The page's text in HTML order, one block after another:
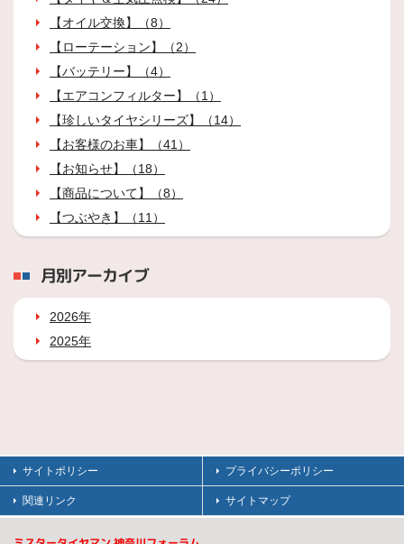
【オイル交換】（8）
【ローテーション】（2）
【バッテリー】（4）
【エアコンフィルター】（1）
【珍しいタイヤシリーズ】（14）
【お客様のお車】（41）
【お知らせ】（18）
【商品について】（8）
【つぶやき】（11）
月別アーカイブ
2026年
2025年
サイトポリシー プライバシーポリシー
関連リンク サイトマップ